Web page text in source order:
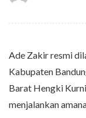
Ade Zakir resmi
Kabupaten
Barat Hengki
menjalankan